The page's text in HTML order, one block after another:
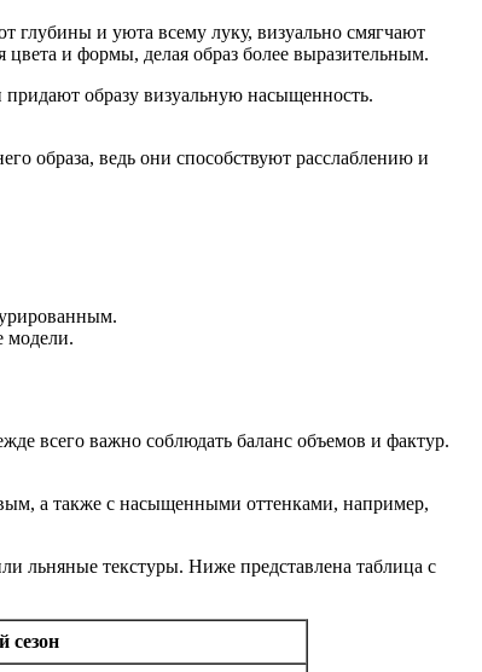
глубины и уюта всему луку, визуально смягчают
и формы, делая образ более выразительным.
образу визуальную насыщенность.
образа, ведь они способствуют расслаблению и
модели.
всего важно соблюдать баланс объемов и фактур.
а также с насыщенными оттенками, например,
льняные текстуры. Ниже представлена таблица с
сезон